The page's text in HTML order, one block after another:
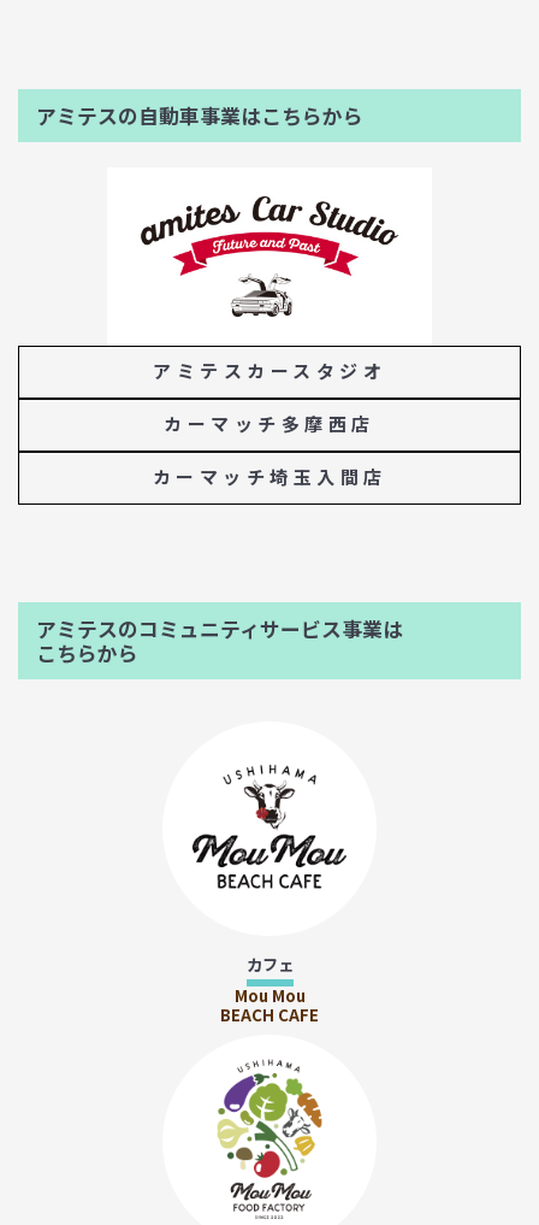
アミテスの自動車事業はこちらから
アミテスカースタジオ
カーマッチ多摩西店
カーマッチ埼玉入間店
アミテスのコミュニティサービス事業は
こちらから
カフェ
Mou Mou
BEACH CAFE